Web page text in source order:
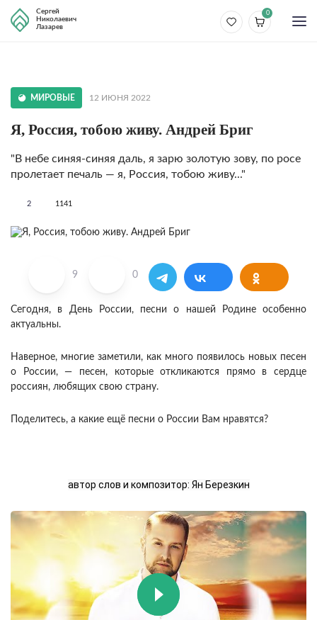
Сергей
Николаевич
Лазарев
0
МИРОВЫЕ 12 ИЮНЯ 2022
Я, Россия, тобою живу. Андрей Бриг
"В небе синяя-синяя даль, я зарю золотую зову, по росе
пролетает печаль — я, Россия, тобою живу..."
2 1141
9 0
Сегодня, в День России, песни о нашей Родине особенно
актуальны.
Наверное, многие заметили, как много появилось новых песен
о России, — песен, которые откликаются прямо в сердце
россиян, любящих свою страну.
Поделитесь, а какие ещё песни о России Вам нравятся?
автор слов и композитор: Ян Березкин